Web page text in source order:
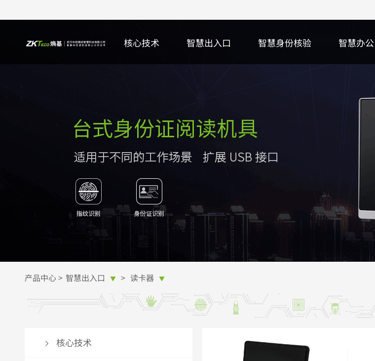
核心技术
核心研究院
更多>>
核心算法
智慧出入口
智能门禁
多模态生物识别智能门禁终端
生物识别智能门禁控制器
射频卡识别智能门禁控制器
客户端软件
门禁系统管理平台
百傲瑞达管理平台
更多>>
智能停车
智能车牌识别终端
更多>>
X射线安全检查设备
通过式金属探测门
磁性物质探测立柱
更多>>
智能锁
智能挂锁
智能摄像机
智慧身份核验
身份证阅读机具
内置式身份证阅读机具
台式身份证阅读机具
手持式身份证阅读机具
多功能读卡器
更多>>
人证核验
手持式智能人证核验终端
智能访客终端
访客闸机终端
更多>>
生物识别模块
人脸识别模块
百傲慧识多模态后台比对系统
百傲慧识CTID可信身份认证平台
智慧办公
ZKTeco+
更多>>
智能考勤
射频卡识别智能考勤终端
多模态生物识别智能考勤终端
更多>>
客户端软件
ZKTime熵基智能考勤管理系统
E-ZKEco Pro熵基时间&安全精细化管理
ZKTime微服务器
更多>>
智能云终端
更多>>
智慧园区
智慧校园
智慧零售
场景
智慧人行
智慧停车
更多>>
服务公告
服务&公告
安全&通告
下载中心
彩页
培训视频
更多>>
在线支持
常见问题
更多>>
公司动态
更多>>
行业动态
产品中心> 智慧出入口 ▼ > 读卡器 ▼
核心技术